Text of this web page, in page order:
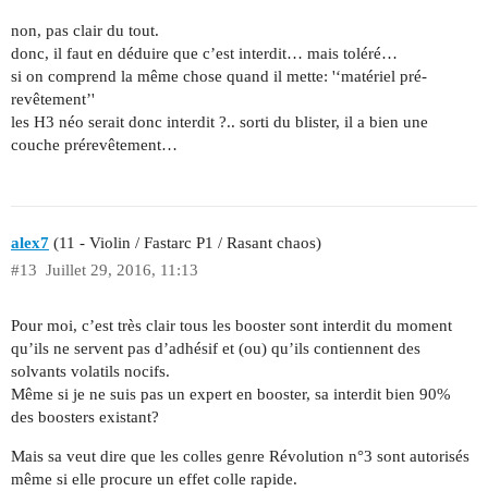
non, pas clair du tout.
donc, il faut en déduire que c’est interdit… mais toléré…
si on comprend la même chose quand il mette: '‘matériel pré­
revêtement’'
les H3 néo serait donc interdit ?.. sorti du blister, il a bien une
couche pré­revêtement…
alex7 (11 - Violin / Fastarc P1 / Rasant chaos)
Juillet 29, 2016, 11:13
#13
Pour moi, c’est très clair tous les booster sont interdit du moment
qu’ils ne servent pas d’adhésif et (ou) qu’ils contiennent des
solvants volatils nocifs.
Même si je ne suis pas un expert en booster, sa interdit bien 90%
des boosters existant?
Mais sa veut dire que les colles genre Révolution n°3 sont autorisés
même si elle procure un effet colle rapide.